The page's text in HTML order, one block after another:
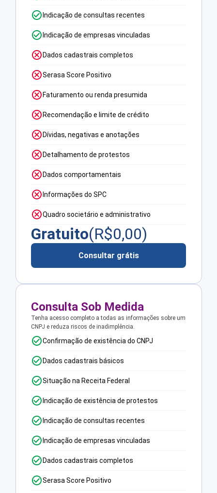
Indicação de consultas recentes
Indicação de empresas vinculadas
Dados cadastrais completos
Serasa Score Positivo
Faturamento ou renda presumida
Recomendação e limite de crédito
Dívidas, negativas e anotações
Detalhamento de protestos
Dados comportamentais
Informações do SPC
Quadro societário e administrativo
Gratuito(R$0,00)
Consultar grátis
Consulta Sob Medida
Tenha acesso completo a todas as informações sobre um
CNPJ e reduza riscos de inadimplência.
Confirmação de existência do CNPJ
Dados cadastrais básicos
Situação na Receita Federal
Indicação de existência de protestos
Indicação de consultas recentes
Indicação de empresas vinculadas
Dados cadastrais completos
Serasa Score Positivo